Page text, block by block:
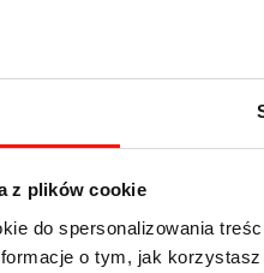
z plików cookie
do spersonalizowania
o tym, jak